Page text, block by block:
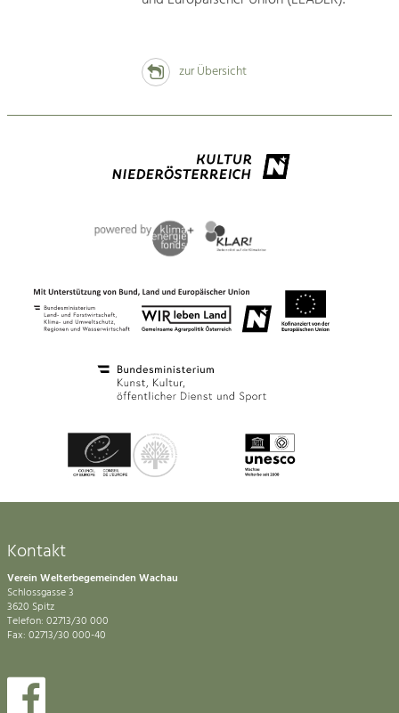
zur Übersicht
Kontakt
Verein Welterbegemeinden Wachau
Schlossgasse 3
3620 Spitz
Telefon: 02713/30 000
Fax: 02713/30 000-40